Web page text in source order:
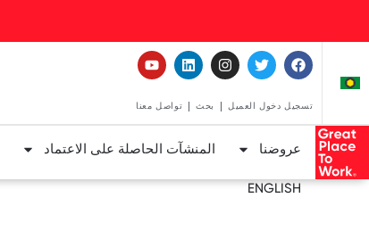
تسجيل دخول العميل بحث تواصل معنا
عروضنا المنشآت الحاصلة على الاعتماد
ENGLISH